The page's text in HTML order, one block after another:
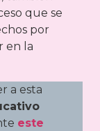
que se
por
en la
a esta
este